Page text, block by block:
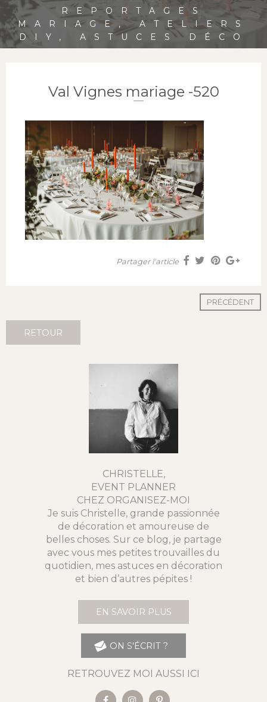
REPORTAGES
MARIAGE, ATELIERS
DIY, ASTUCES DÉCO
Val Vignes mariage -520
Partager l'article
PRÉCÉDENT
RETOUR
CHRISTELLE,
EVENT PLANNER
CHEZ ORGANISEZ-MOI
Je suis Christelle, grande passionnée
de décoration et amoureuse de
belles choses. Sur ce blog, je partage
avec vous mes petites trouvailles du
quotidien, mes astuces en décoration
et bien d’autres pépites !
EN SAVOIR PLUS
ON S'ÉCRIT ?
RETROUVEZ MOI AUSSI ICI